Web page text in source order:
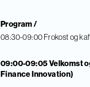
Program /
08:30-09:00 Frokost og
09:00-09:05 Velkomst
Finance Innovation)